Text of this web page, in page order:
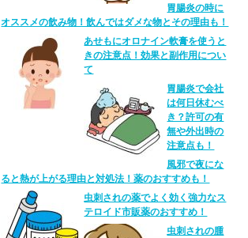
胃腸炎の時に
オススメの飲み物！飲んではダメな物とその理由も！
あせもにオロナイン軟膏を使うと
きの注意点！効果と副作用につい
て
胃腸炎で会社
は何日休むべ
き？許可の有
無や外出時の
注意点も！
風邪で夜にな
ると熱が上がる理由と対処法！薬のおすすめも！
虫刺されの薬でよく効く強力なス
テロイド市販薬のおすすめ！
虫刺されの腫